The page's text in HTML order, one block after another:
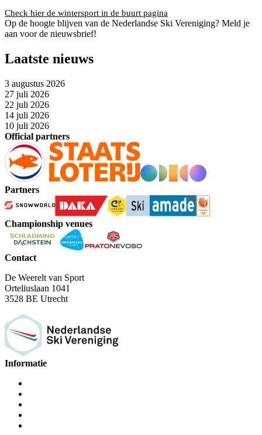
Check hier de wintersport in de buurt pagina
Op de hoogte blijven van de Nederlandse Ski Vereniging? Meld je
aan voor de nieuwsbrief!
Laatste nieuws
3 augustus 2026
27 juli 2026
22 juli 2026
14 juli 2026
10 juli 2026
Official partners
Partners
Championship venues
Contact
De Weerelt van Sport
Orteliuslaan 1041
3528 BE Utrecht
Informatie